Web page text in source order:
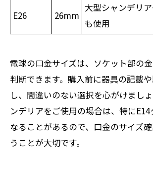
E26 26mm
大型シャンデリ
も使用
電球の口金サイズは、ソケット部の
判断できます。購入前に器具の記載
し、間違いのない選択を心がけまし
ンデリアをご使用の場合は、特に
なることがあるので、口金のサイズ
うことが大切です。